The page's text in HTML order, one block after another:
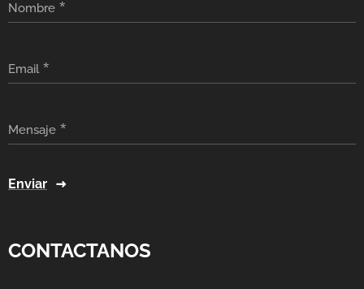
Nombre
Email
Mensaje
Enviar
CONTACTANOS